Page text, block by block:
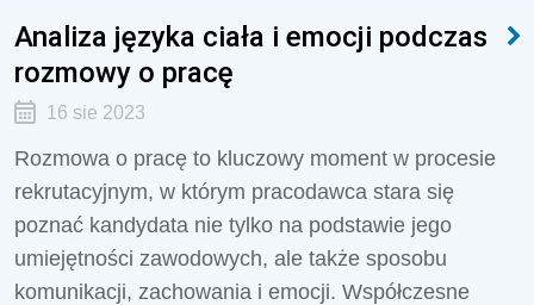
Analiza języka ciała i emocji podczas
rozmowy o pracę
16 sie 2023
Rozmowa o pracę to kluczowy moment w procesie
rekrutacyjnym, w którym pracodawca stara się
poznać kandydata nie tylko na podstawie jego
umiejętności zawodowych, ale także sposobu
komunikacji, zachowania i emocji. Współczesne